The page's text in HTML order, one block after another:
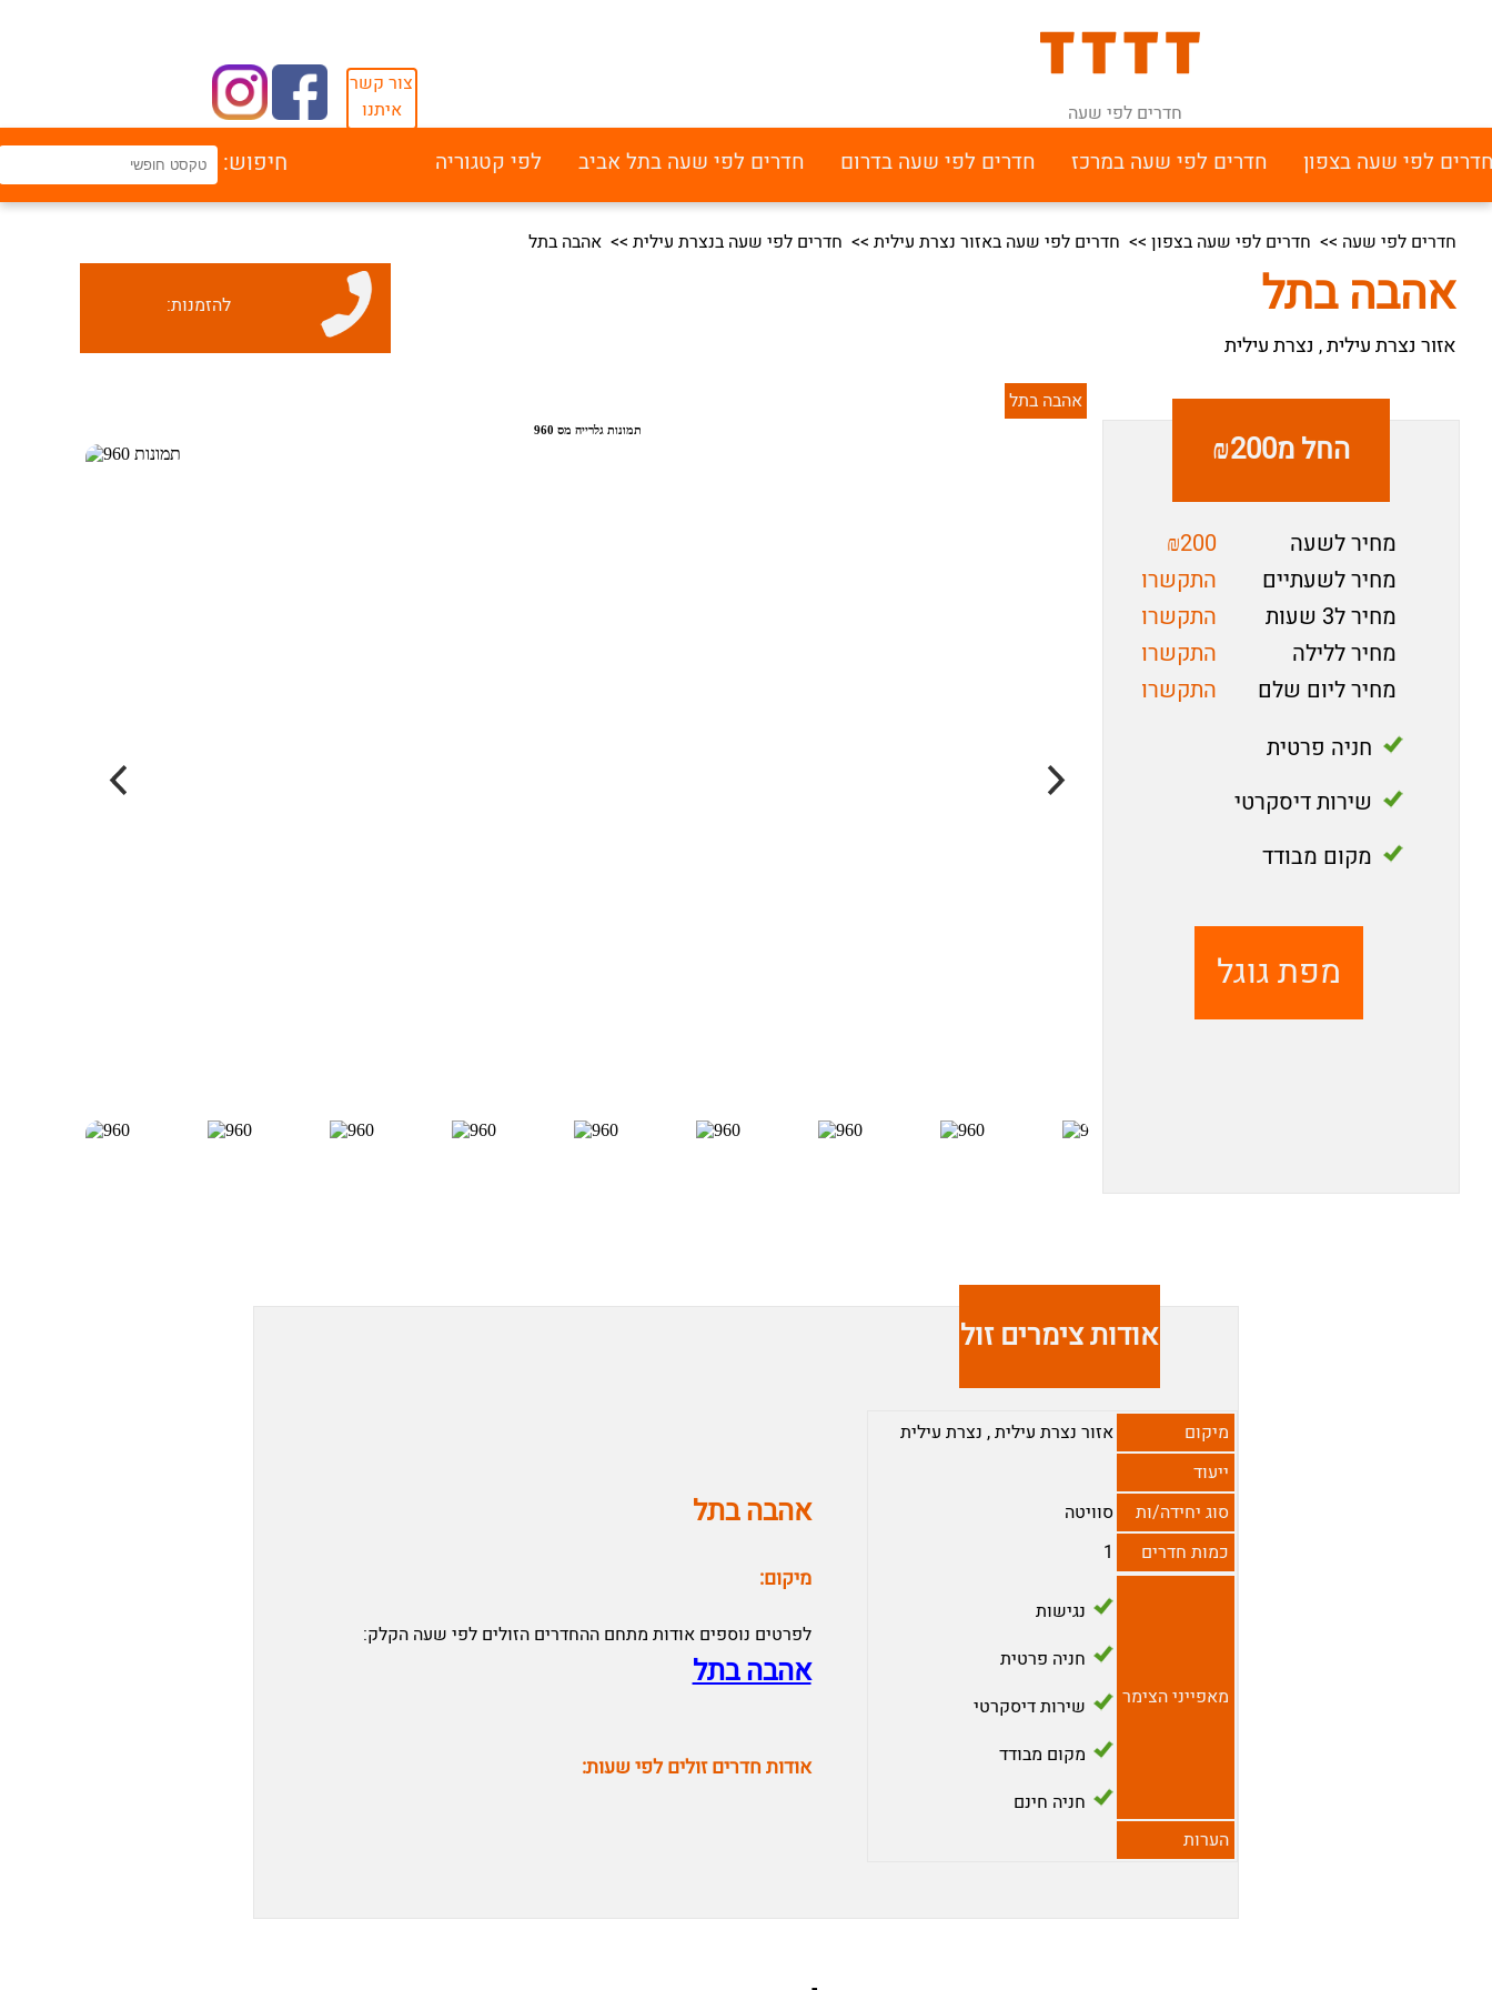
חדרים לפי שעה
צור קשר
איתנו
לפי שעה בצפון חדרים לפי שעה במרכז חדרים לפי שעה בדרום חדרים לפי שעה בתל אביב לפי קטגוריה חיפוש:
חדרים לפי שעה >> חדרים לפי שעה בצפון >> חדרים לפי שעה באזור נצרת עילית >> חדרים לפי שעה בנצרת עילית >> אהבה בתל
אהבה בתל
אזור נצרת עילית, נצרת עילית
להזמנות:
החל מ₪200
מחיר לשעה
₪200
מחיר לשעתיים
התקשרו
מחיר ל3 שעות
התקשרו
מחיר ללילה
התקשרו
מחיר ליום שלם
התקשרו
חניה פרטית
שירות דיסקרטי
מקום מבודד
מפת גוגל
אהבה בתל
אודות צימרים זולים;
מיקום אזור נצרת עילית, נצרת עילית
ייעוד
סוג יחידה/ות
סוויטה
כמות חדרים
1
מאפייני הצימר
נגישות
חניה פרטית
שירות דיסקרטי
מקום מבודד
חניה חינם
הערות
אהבה בתל
מיקום:
לפרטים נוספים אודות מתחם ההחדרים הזולים לפי שעה הקלק:
אהבה בתל
אודות חדרים זולים לפי שעות: